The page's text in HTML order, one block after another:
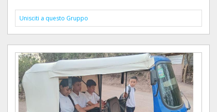
Unisciti a questo Gruppo